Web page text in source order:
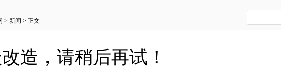
> 新闻 > 正文
造，请稍后再试！